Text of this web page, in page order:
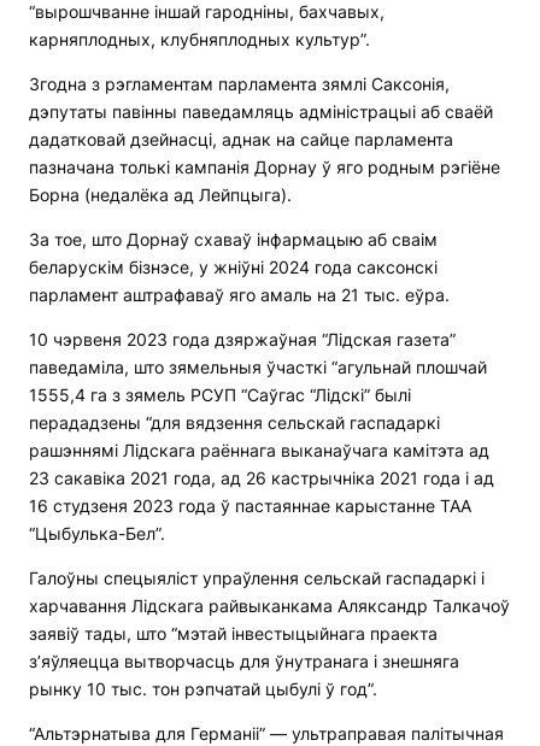
“вырошчванне іншай гародніны, бахчавых,
карняплодных, клубняплодных культур”.
Згодна з рэгламентам парламента зямлі Саксонія,
дэпутаты павінны паведамляць адміністрацыі аб сваёй
дадатковай дзейнасці, аднак на сайце парламента
пазначана толькі кампанія Дорнау ў яго родным рэгіёне
Борна (недалёка ад Лейпцыга).
За тое, што Дорнаў схаваў інфармацыю аб сваім
беларускім бізнэсе, у жніўні 2024 года саксонскі
парламент аштрафаваў яго амаль на 21 тыс. еўра.
10 чэрвеня 2023 года дзяржаўная “Лідская газета”
паведаміла, што зямельныя ўчасткі “агульнай плошчай
1555,4 га з зямель РСУП “Саўгас “Лідскі” былі
перададзены “для вядзення сельскай гаспадаркі
рашэннямі Лідскага раённага выканаўчага камітэта ад
23 сакавіка 2021 года, ад 26 кастрычніка 2021 года і ад
16 студзеня 2023 года ў пастаяннае карыстанне ТАА
“Цыбулька-Бел”.
Галоўны спецыяліст упраўлення сельскай гаспадаркі і
харчавання Лідскага райвыканкама Аляксандр Талкачоў
заявіў тады, што “мэтай інвестыцыйнага праекта
з’яўляецца вытворчасць для ўнутранага і знешняга
рынку 10 тыс. тон рэпчатай цыбулі ў год”.
“Альтэрнатыва для Германіі” — ультраправая палітычная